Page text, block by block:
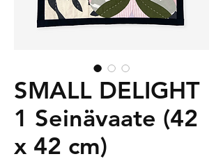
SMALL DELIGHT
1 Seinävaate (42
x 42 cm)